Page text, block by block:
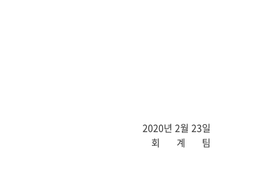
2020년 2월 23일
회
계 팀